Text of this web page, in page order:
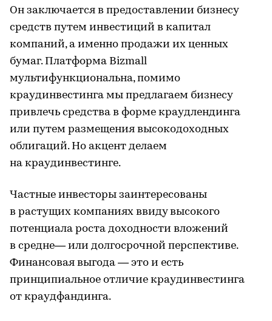
Он заключается в предоставлении бизнесу
средств путем инвестиций в капитал
компаний, а именно продажи их ценных
бумаг. Платформа Bizmall
мультифункциональна, помимо
краудинвестинга мы предлагаем бизнесу
привлечь средства в форме краудлендинга
или путем размещения высокодоходных
облигаций. Но акцент делаем
на краудинвестинге.
Частные инвесторы заинтересованы
в растущих компаниях ввиду высокого
потенциала роста доходности вложений
в средне— или долгосрочной перспективе.
Финансовая выгода — это и есть
принципиальное отличие краудинвестинга
от краудфандинга.